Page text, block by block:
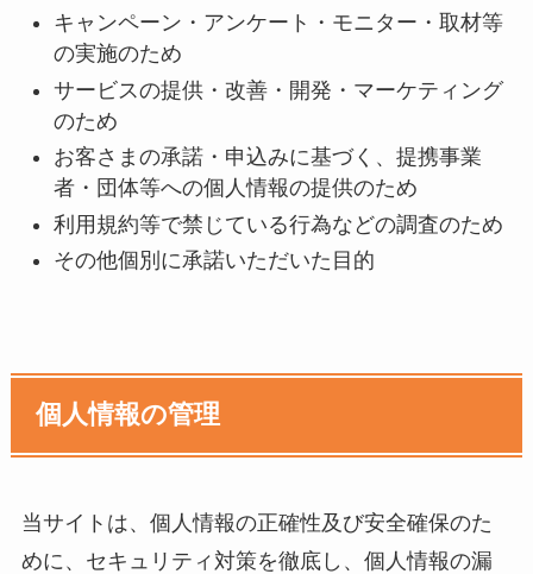
キャンペーン・アンケート・モニター・取材等
の実施のため
サービスの提供・改善・開発・マーケティング
のため
お客さまの承諾・申込みに基づく、提携事業
者・団体等への個人情報の提供のため
利用規約等で禁じている行為などの調査のため
その他個別に承諾いただいた目的
個人情報の管理
当サイトは、個人情報の正確性及び安全確保のた
めに、セキュリティ対策を徹底し、個人情報の漏